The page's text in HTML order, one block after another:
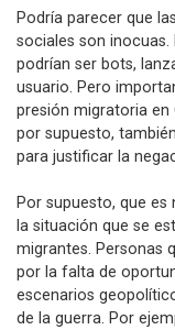
Podría parecer que
sociales son inocuas.
podrían ser bots,
usuario. Pero
presión migratoria en
por supuesto,
para justificar la
Por supuesto, que
la situación que se
migrantes. Personas
por la falta de
escenarios
de la guerra. Por